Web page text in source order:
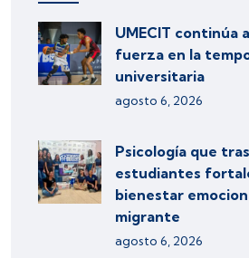
UMECIT continúa
fuerza en la
universitaria
agosto 6, 2026
Psicología que
estudiantes
bienestar
migrante
agosto 6, 2026